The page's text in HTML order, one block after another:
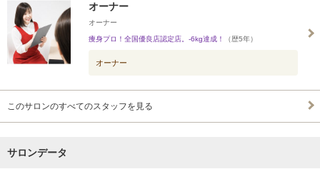
オーナー
オーナー
痩身プロ！全国優良店認定店。-6kg達成！ （歴5年）
オーナー
このサロンのすべてのスタッフを見る
サロンデータ